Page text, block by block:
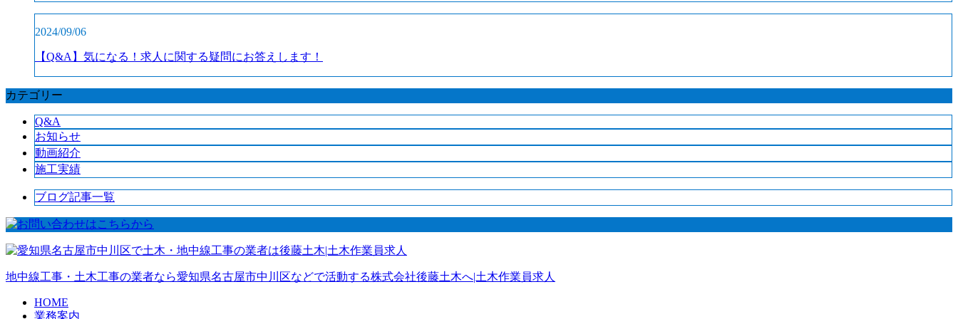
2024/09/06
【Q&A】気になる！求人に関する疑問にお答えします！
カテゴリー
Q&A
お知らせ
動画紹介
施工実績
ブログ記事一覧
地中線工事・土木工事の業者なら愛知県名古屋市中川区などで活動する株式会社後藤土木へ|土木作業員求人
HOME
業務案内